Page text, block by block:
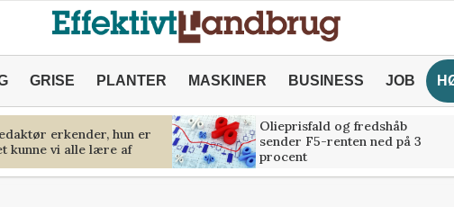
GRISE PLANTER MASKINER BUSINESS JOB
erkender, hun er
kunne vi alle lære af
Olieprisfald og fredshåb
sender F5-renten ned på 3
procent